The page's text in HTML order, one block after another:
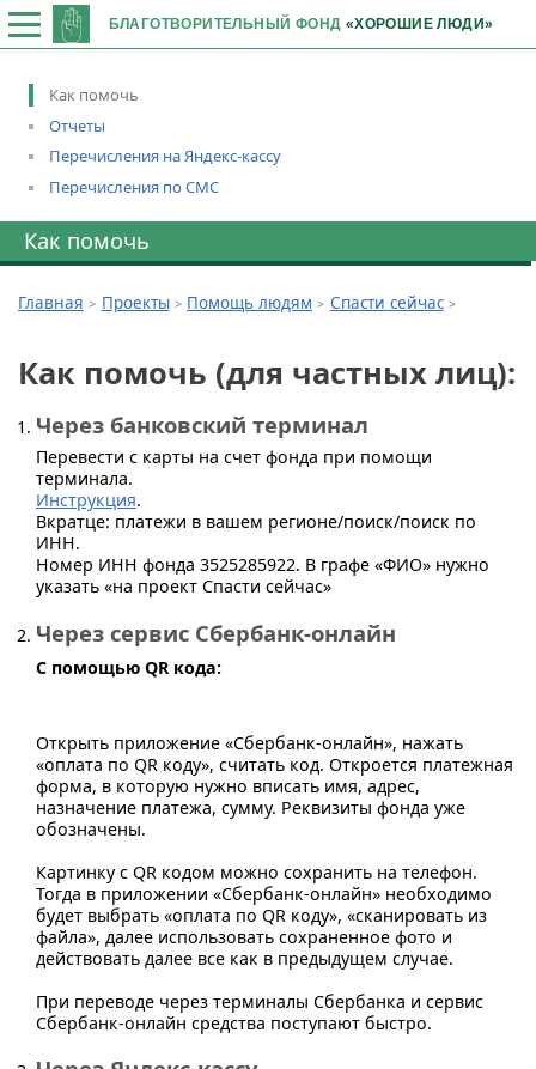
БЛАГОТВОРИТЕЛЬНЫЙ ФОНД «ХОРОШИЕ ЛЮДИ»
Как помочь
Отчеты
Перечисления на Яндекс-кассу
Перечисления по СМС
Как помочь
Главная Проекты Помощь людям Спасти сейчас
Как помочь (для частных лиц):
Через банковский терминал
Перевести с карты на счет фонда при помощи
терминала.
Инструкция.
Вкратце: платежи в вашем регионе/поиск/поиск по
ИНН.
Номер ИНН фонда 3525285922. В графе «ФИО» нужно
указать «на проект Спасти сейчас»
Через сервис Сбербанк-онлайн
С помощью QR кода:
Открыть приложение «Сбербанк-онлайн», нажать
«оплата по QR коду», считать код. Откроется платежная
форма, в которую нужно вписать имя, адрес,
назначение платежа, сумму. Реквизиты фонда уже
обозначены.
Картинку с QR кодом можно сохранить на телефон.
Тогда в приложении «Сбербанк-онлайн» необходимо
будет выбрать «оплата по QR коду», «сканировать из
файла», далее использовать сохраненное фото и
действовать далее все как в предыдущем случае.
При переводе через терминалы Сбербанка и сервис
Сбербанк-онлайн средства поступают быстро.